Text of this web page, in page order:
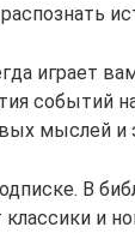
играет
событий
мыслей и
В
и